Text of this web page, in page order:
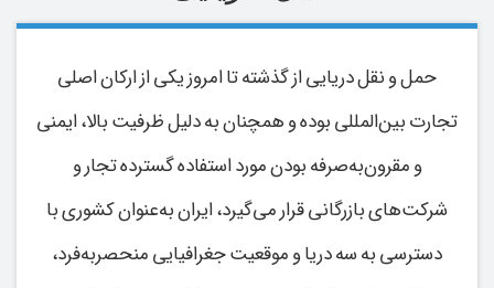
حمل و نقل دریایی از گذشته تا امروز یکی از ارکان اصلی
تجارت بین‌المللی بوده و همچنان به دلیل ظرفیت بالا، ایمنی
و مقرون‌به‌صرفه بودن مورد استفاده گسترده تجار و
شرکت‌های بازرگانی قرار می‌گیرد، ایران به‌عنوان کشوری با
دسترسی به سه دریا و موقعیت جغرافیایی منحصر‌به‌فرد،